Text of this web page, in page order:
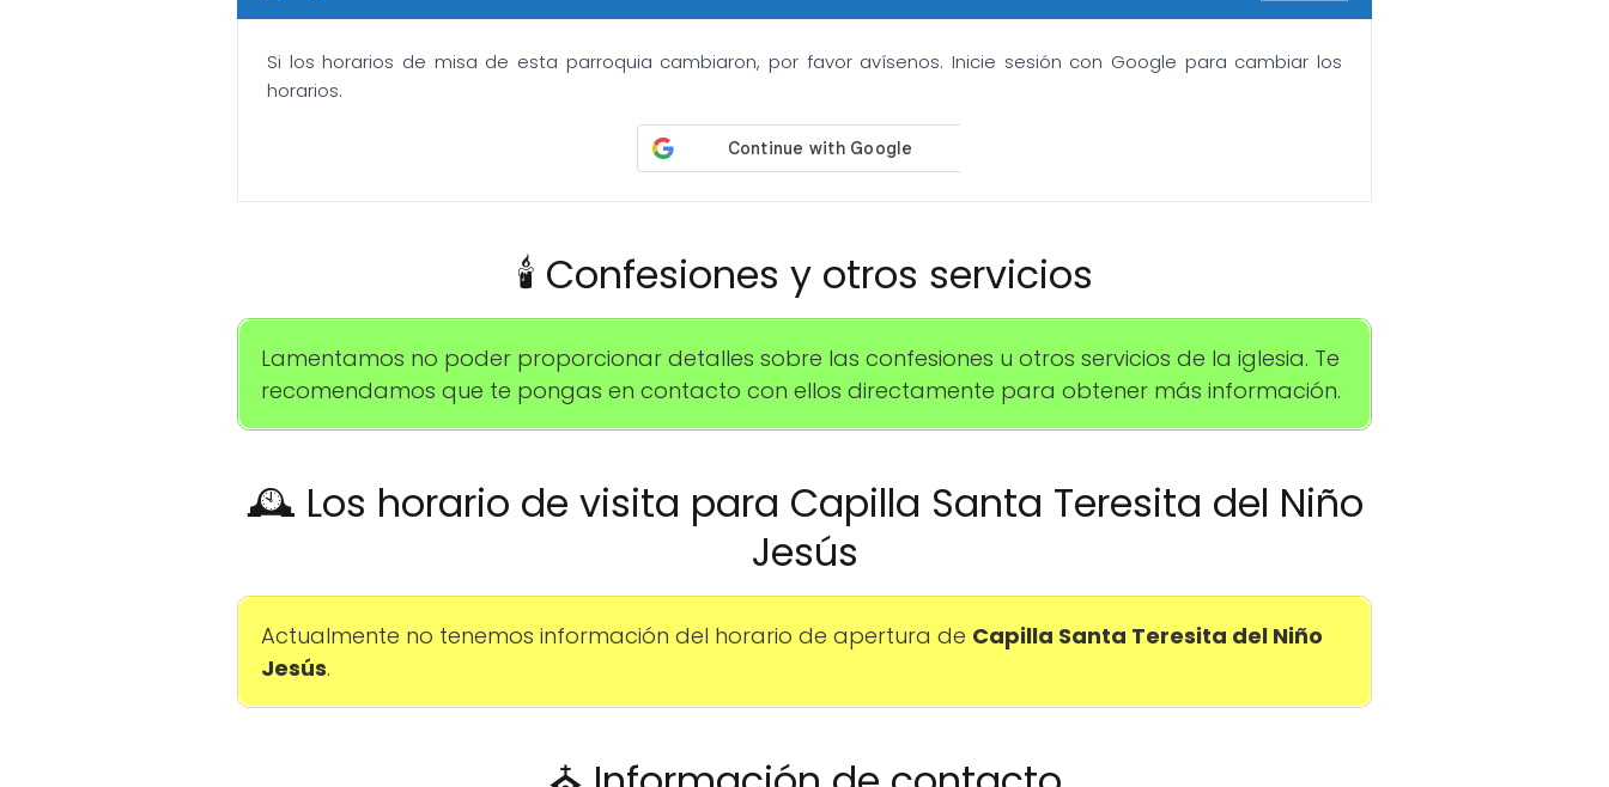
Si los horarios de misa de esta parroquia cambiaron, por favor avísenos. Inicie sesión con Google para cambiar los
horarios.
🕯️ Confesiones y otros servicios
Lamentamos no poder proporcionar detalles sobre las confesiones u otros servicios de la iglesia. Te
recomendamos que te pongas en contacto con ellos directamente para obtener más información.
🕰️ Los horario de visita para Capilla Santa Teresita del Niño
Jesús
Actualmente no tenemos información del horario de apertura de Capilla Santa Teresita del Niño
Jesús.